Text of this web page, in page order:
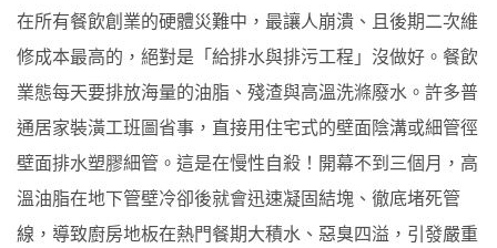
在所有餐飲創業的硬體災難中，最讓人崩潰、且後期二次維
修成本最高的，絕對是「給排水與排污工程」沒做好。餐飲
業態每天要排放海量的油脂、殘渣與高溫洗滌廢水。許多普
通居家裝潢工班圖省事，直接用住宅式的壁面陰溝或細管徑
壁面排水塑膠細管。這是在慢性自殺！開幕不到三個月，高
溫油脂在地下管壁冷卻後就會迅速凝固結塊、徹底堵死管
線，導致廚房地板在熱門餐期大積水、惡臭四溢，引發嚴重